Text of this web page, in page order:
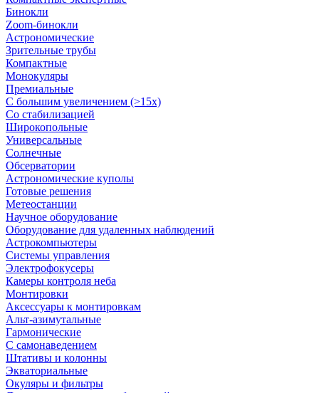
Бинокли
Zoom-бинокли
Астрономические
Зрительные трубы
Компактные
Монокуляры
Премиальные
С большим увеличением (>15x)
Со стабилизацией
Широкопольные
Универсальные
Солнечные
Обсерватории
Астрономические куполы
Готовые решения
Метеостанции
Научное оборудование
Оборудование для удаленных наблюдений
Астрокомпьютеры
Системы управления
Электрофокусеры
Камеры контроля неба
Монтировки
Аксессуары к монтировкам
Альт-азимутальные
Гармонические
С самонаведением
Штативы и колонны
Экваториальные
Окуляры и фильтры